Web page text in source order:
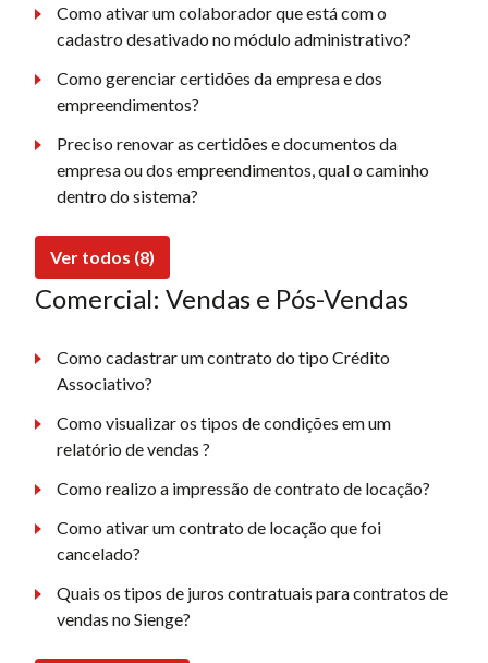
Como ativar um colaborador que está com o
cadastro desativado no módulo administrativo?
Como gerenciar certidões da empresa e dos
empreendimentos?
Preciso renovar as certidões e documentos da
empresa ou dos empreendimentos, qual o caminho
dentro do sistema?
Ver todos (8)
Comercial: Vendas e Pós-Vendas
Como cadastrar um contrato do tipo Crédito
Associativo?
Como visualizar os tipos de condições em um
relatório de vendas ?
Como realizo a impressão de contrato de locação?
Como ativar um contrato de locação que foi
cancelado?
Quais os tipos de juros contratuais para contratos de
vendas no Sienge?